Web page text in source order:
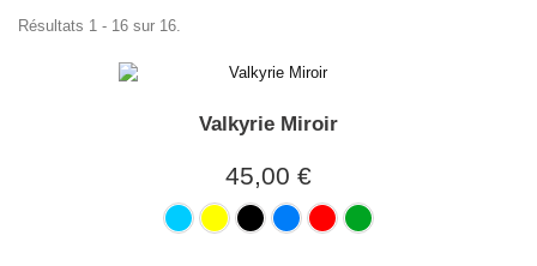
Résultats 1 - 16 sur 16.
Valkyrie Miroir
45,00 €